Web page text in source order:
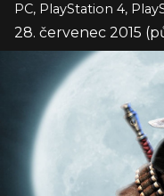
28. červenec 2015